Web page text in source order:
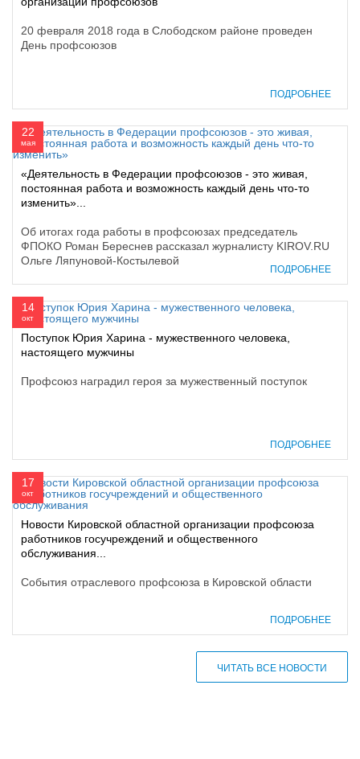
20 февраля 2018 года в Слободском районе проведен
День профсоюзов
ПОДРОБНЕЕ
22
мая
«Деятельность в Федерации профсоюзов - это живая,
постоянная работа и возможность каждый день что-то
изменить»...
Об итогах года работы в профсоюзах председатель
ФПОКО Роман Береснев рассказал журналисту KIROV.RU
Ольге Ляпуновой-Костылевой
ПОДРОБНЕЕ
14
окт
Поступок Юрия Харина - мужественного человека,
настоящего мужчины
Профсоюз наградил героя за мужественный поступок
ПОДРОБНЕЕ
17
окт
Новости Кировской областной организации профсоюза
работников госучреждений и общественного
обслуживания...
События отраслевого профсоюза в Кировской области
ПОДРОБНЕЕ
ЧИТАТЬ ВСЕ НОВОСТИ